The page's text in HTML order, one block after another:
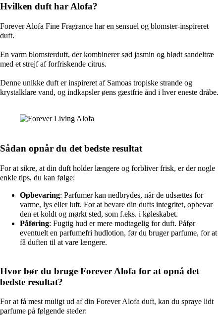
Hvilken duft har Alofa?
Forever Alofa Fine Fragrance har en sensuel og blomster-inspireret
duft.
En varm blomsterduft, der kombinerer sød jasmin og blødt sandeltræ
med et strejf af forfriskende citrus.
Denne unikke duft er inspireret af Samoas tropiske strande og
krystalklare vand, og indkapsler øens gæstfrie ånd i hver eneste dråbe.
Sådan opnår du det bedste resultat
For at sikre, at din duft holder længere og forbliver frisk, er der nogle
enkle tips, du kan følge:
Opbevaring: Parfumer kan nedbrydes, når de udsættes for
varme, lys eller luft. For at bevare din dufts integritet, opbevar
den et koldt og mørkt sted, som f.eks. i køleskabet.
Påføring: Fugtig hud er mere modtagelig for duft. Påfør
eventuelt en parfumefri hudlotion, før du bruger parfume, for at
få duften til at vare længere.
Hvor bør du bruge Forever Alofa for at opnå det
bedste resultat?
For at få mest muligt ud af din Forever Alofa duft, kan du spraye lidt
parfume på følgende steder: